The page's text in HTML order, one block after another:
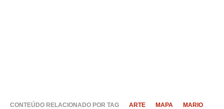
CONTEÚDO RELACIONADO POR TAG ARTE MAPA
MARIO